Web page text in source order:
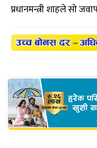
प्रधानमन्त्री शाहले सो